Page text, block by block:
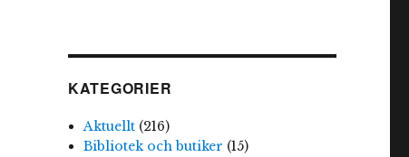
KATEGORIER
Aktuellt (216)
Bibliotek och butiker (15)